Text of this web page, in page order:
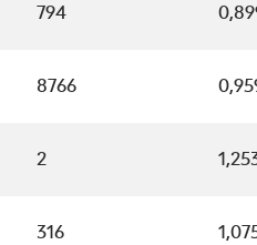
794
8766
2
316